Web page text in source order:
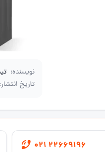
نویسنده:
تاریخ انتشار:
021 22669196